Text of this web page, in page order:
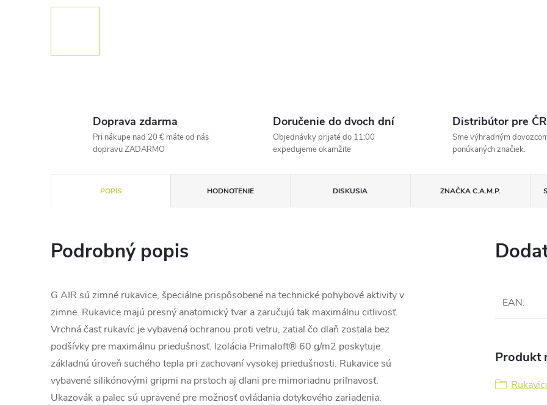
Doprava zdarma
Pri nákupe nad 20 € máte od nás
dopravu ZADARMO
Doručenie do dvoch dní
Objednávky prijaté do 11:00
expedujeme okamžite
Distribútor pre
Sme výhradným
ponúkaných značiek.
POPIS HODNOTENIE DISKUSIA ZNAČKAC.A.M.P.
Podrobný popis
G AIR sú zimné rukavice, špeciálne prispôsobené na technické pohybové aktivity v
zimne. Rukavice majú presný anatomický tvar a zaručujú tak maximálnu citlivosť.
Vrchná časť rukavíc je vybavená ochranou proti vetru, zatiaľ čo dlaň zostala bez
podšívky pre maximálnu priedušnosť. Izolácia Primaloft® 60 g/m2 poskytuje
základnú úroveň suchého tepla pri zachovaní vysokej priedušnosti. Rukavice sú
vybavené silikónovými gripmi na prstoch aj dlani pre mimoriadnu priľnavosť.
Ukazovák a palec sú upravené pre možnosť ovládania dotykového zariadenia.
EAN:
Produkt